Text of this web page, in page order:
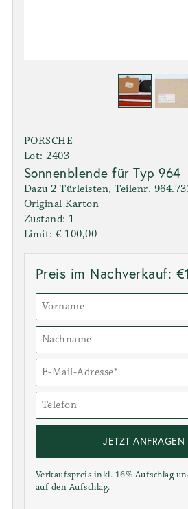
PORSCHE
Lot: 2403
Sonnenblende für Typ 964
Dazu 2 Türleisten, Teilenr.
Original Karton
Zustand: 1-
Limit: € 100,00
Preis im Nachverkauf:
JETZT ANFRAGEN
Verkaufspreis inkl. 16% Aufschlag
auf den Aufschlag.